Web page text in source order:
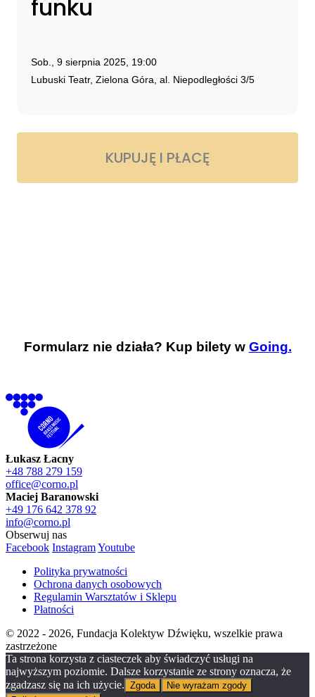
Formularz nie działa? Kup bilety w Going.
Łukasz Łacny
+48 788 279 159
office@corno.pl
Maciej Baranowski
+49 176 642 378 92
info@corno.pl
Obserwuj nas
Facebook InstagramYoutube
Polityka prywatności
Ochrona danych osobowych
Regulamin Warsztatów i Sklepu
Płatności
© 2022 - 2026, Fundacja Kolektyw Dźwięku, wszelkie prawa
zastrzeżone
Ta strona korzysta z ciasteczek aby świadczyć usługi na
najwyższym poziomie. Dalsze korzystanie ze strony oznacza, że
zgadzasz się na ich użycie. Zgoda
Nie wyrażam zgody